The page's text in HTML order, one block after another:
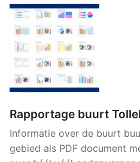
Rapportage buurt
Informatie over de buurt
gebied als PDF document